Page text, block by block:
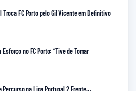
Troca FC Porto pelo Gil Vicente em Definitivo
Esforço no FC Porto: “Tive de Tomar
Percurso na Liga Portugal 2 Frente…